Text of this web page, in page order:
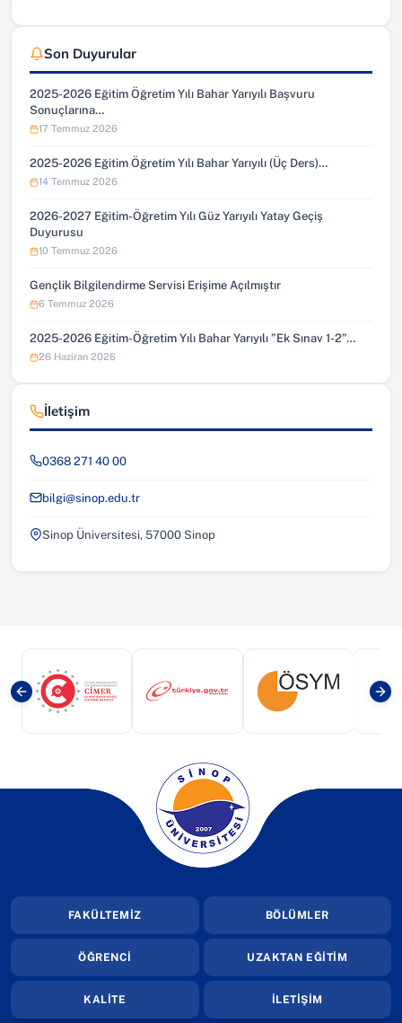
Son Duyurular
2025-2026 Eğitim Öğretim Yılı Bahar Yarıyılı Başvuru
Sonuçlarına…
17 Temmuz 2026
2025-2026 Eğitim Öğretim Yılı Bahar Yarıyılı (Üç Ders)…
14 Temmuz 2026
2026-2027 Eğitim-Öğretim Yılı Güz Yarıyılı Yatay Geçiş
Duyurusu
10 Temmuz 2026
Gençlik Bilgilendirme Servisi Erişime Açılmıştır
6 Temmuz 2026
2025-2026 Eğitim-Öğretim Yılı Bahar Yarıyılı ”Ek Sınav 1-2”…
26 Haziran 2026
İletişim
0368 271 40 00
bilgi@sinop.edu.tr
Sinop Üniversitesi, 57000 Sinop
(yeni sekmede açılır)(yeni sekmede açılır)(yeni sekmede
(yeni sekmede açılır)
FAKÜLTEMİZ BÖLÜMLER
ÖĞRENCİ UZAKTAN EĞİTİM
KALİTE İLETİŞİM